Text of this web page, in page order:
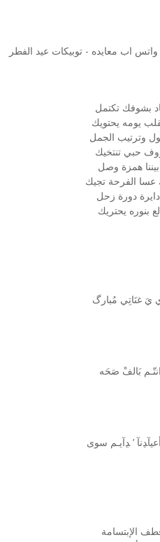
اب معايده - توبيكات عيد الفطر
بشوفك تكتمل
يومه يحتويك
وترتيب الجمل
حبي تنتخيك
همزة وصل
عسا الفرحة تجيك
دورة زحل
بنوره يحتريك
يَ غنَاتِي مُبارگ
بَالفْ صَحَه
’ ﮃآيـم سوى
الإبتسامة